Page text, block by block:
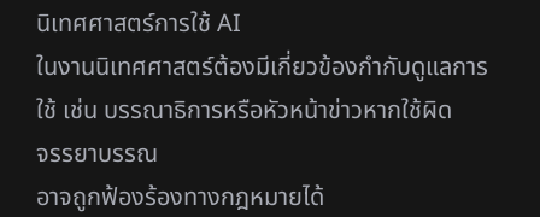
นิเทศศาสตร์การใช้ AI
ในงานนิเทศศาสตร์ต้องมีเกี่ยวข้องกำกับดูแลการ
ใช้ เช่น บรรณาธิการหรือหัวหน้าข่าวหากใช้ผิด
จรรยาบรรณ
อาจถูกฟ้องร้องทางกฎหมายได้